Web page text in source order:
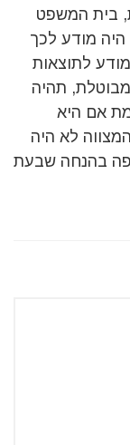
בית המשפט
היה מודע לכך
לתוצאות
תהיה
אם היא
לא היה
בהנחה שבעת